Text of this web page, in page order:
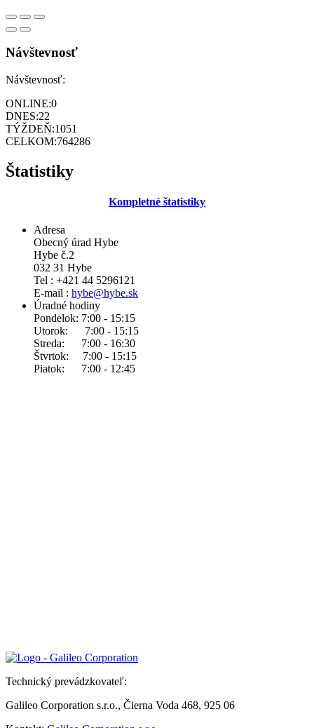
Návštevnosť
Návštevnosť:
ONLINE:0
DNES:22
TÝŽDEŇ:1051
CELKOM:764286
Štatistiky
Kompletné štatistiky
Adresa
Obecný úrad Hybe
Hybe č.2
032 31 Hybe
Tel : +421 44 5296121
E-mail : hybe@hybe.sk
Úradné hodiny
Pondelok: 7:00 - 15:15
Utorok: 7:00 - 15:15
Streda: 7:00 - 16:30
Štvrtok: 7:00 - 15:15
Piatok: 7:00 - 12:45
Technický prevádzkovateľ:
Galileo Corporation s.r.o., Čierna Voda 468, 925 06